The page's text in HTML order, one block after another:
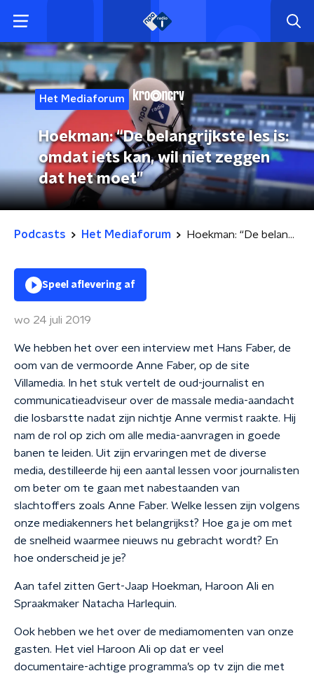
Het Mediaforum
Hoekman: “De belangrijkste les is:
omdat iets kan, wil niet zeggen
dat het moet”
Podcasts Het Mediaforum Hoekman: “De belangrijkste les is: omdat iets kan, wil niet zeggen dat het moet”
Speel aflevering af
wo 24 juli 2019
We hebben het over een interview met Hans Faber, de
oom van de vermoorde Anne Faber, op de site
Villamedia. In het stuk vertelt de oud-journalist en
communicatieadviseur over de massale media-aandacht
die losbarstte nadat zijn nichtje Anne vermist raakte. Hij
nam de rol op zich om alle media-aanvragen in goede
banen te leiden. Uit zijn ervaringen met de diverse
media, destilleerde hij een aantal lessen voor journalisten
om beter om te gaan met nabestaanden van
slachtoffers zoals Anne Faber. Welke lessen zijn volgens
onze mediakenners het belangrijkst? Hoe ga je om met
de snelheid waarmee nieuws nu gebracht wordt? En
hoe onderscheid je je?
Aan tafel zitten Gert-Jaap Hoekman, Haroon Ali en
Spraakmaker Natacha Harlequin.
Ook hebben we het over de mediamomenten van onze
gasten. Het viel Haroon Ali op dat er veel
documentaire-achtige programma’s op tv zijn die met